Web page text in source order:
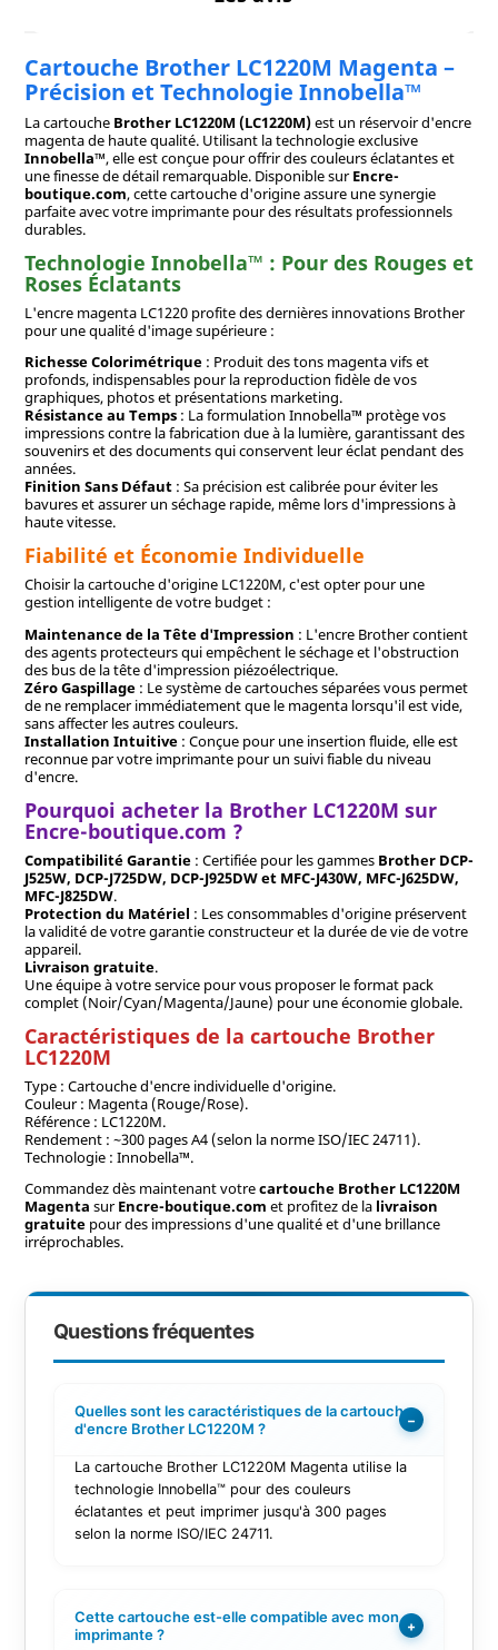
Cartouche Brother LC1220M Magenta –
Précision et Technologie Innobella™
La cartouche Brother LC1220M (LC1220M)est un réservoir d'encre
magenta de haute qualité. Utilisant la technologie exclusive
Innobella™, elle est conçue pour offrir des couleurs éclatantes et
une finesse de détail remarquable. Disponible surEncre-
boutique.com, cette cartouche d'origine assure une synergie
parfaite avec votre imprimante pour des résultats professionnels
durables.
Technologie Innobella™ : Pour des Rouges et
Roses Éclatants
L'encre magenta LC1220 profite des dernières innovations Brother
pour une qualité d'image supérieure :
Richesse Colorimétrique: Produit des tons magenta vifs et
profonds, indispensables pour la reproduction fidèle de vos
graphiques, photos et présentations marketing.
Résistance au Temps: La formulation Innobella™ protège vos
impressions contre la fabrication due à la lumière, garantissant des
souvenirs et des documents qui conservent leur éclat pendant des
années.
Finition Sans Défaut: Sa précision est calibrée pour éviter les
bavures et assurer un séchage rapide, même lors d'impressions à
haute vitesse.
Fiabilité et Économie Individuelle
Choisir la cartouche d'origine LC1220M, c'est opter pour une
gestion intelligente de votre budget :
Maintenance de la Tête d'Impression : L'encre Brother contient
des agents protecteurs qui empêchent le séchage et l'obstruction
des bus de la tête d'impression piézoélectrique.
Zéro Gaspillage: Le système de cartouches séparées vous permet
de ne remplacer immédiatement que le magenta lorsqu'il est vide,
sans affecter les autres couleurs.
Installation Intuitive: Conçue pour une insertion fluide, elle est
reconnue par votre imprimante pour un suivi fiable du niveau
d'encre.
Pourquoi acheter la Brother LC1220M sur
Encre-boutique.com ?
Compatibilité Garantie: Certifiée pour les gammes Brother DCP-
J525W, DCP-J725DW, DCP-J925DW et MFC-J430W, MFC-J625DW,
MFC-J825DW.
Protection du Matériel : Les consommables d'origine préservent
la validité de votre garantie constructeur et la durée de vie de votre
appareil.
Livraison gratuite.
Une équipe à votre service pour vous proposer le format pack
complet (Noir/Cyan/Magenta/Jaune) pour une économie globale.
Caractéristiques de la cartouche Brother
LC1220M
Type : Cartouche d'encre individuelle d'origine.
Couleur : Magenta (Rouge/Rose).
Référence : LC1220M.
Rendement : ~300 pages A4 (selon la norme ISO/IEC 24711).
Technologie : Innobella™.
Commandez dès maintenant votrecartouche Brother LC1220M
Magenta surEncre-boutique.com et profitez de la livraison
gratuitepour des impressions d'une qualité et d'une brillance
irréprochables.
Questions fréquentes
Quelles sont les caractéristiques de la cartouche
d'encre Brother LC1220M ?
−
La cartouche Brother LC1220M Magenta utilise la
technologie Innobella™ pour des couleurs
éclatantes et peut imprimer jusqu'à 300 pages
selon la norme ISO/IEC 24711.
Cette cartouche est-elle compatible avec mon
imprimante ?
+